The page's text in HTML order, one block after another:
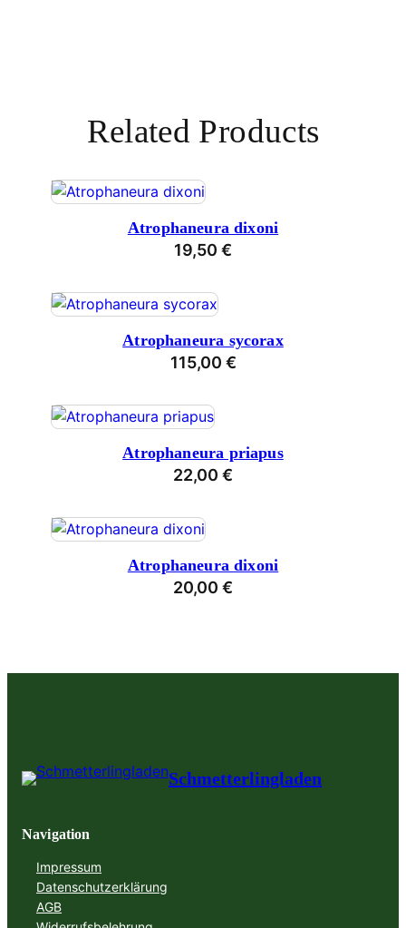
Related Products
Atrophaneura dixoni
19,50 €
Atrophaneura sycorax
115,00 €
Atrophaneura priapus
22,00 €
Atrophaneura dixoni
20,00 €
Schmetterlingladen
Navigation
Impressum
Datenschutzerklärung
AGB